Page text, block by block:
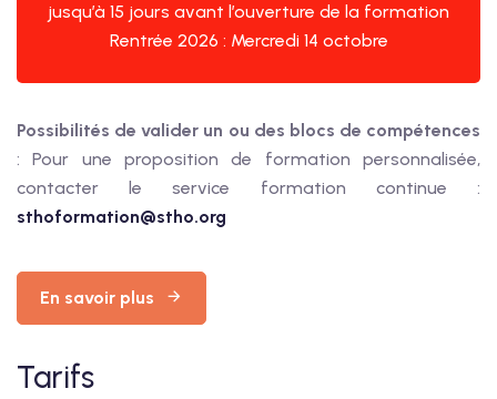
jusqu’à 15 jours avant l’ouverture de la formation
Rentrée 2026 : Mercredi 14 octobre
Possibilités de valider un ou des blocs de compétences
: Pour une proposition de formation personnalisée,
contacter le service formation continue :
sthoformation@stho.org
En savoir plus
Tarifs